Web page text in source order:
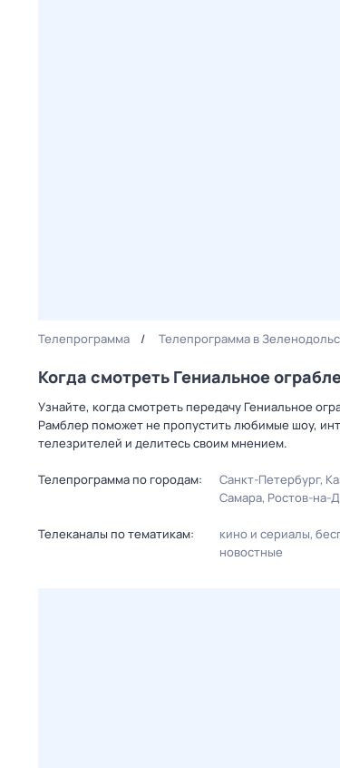
Телепрограмма Телепрограмма в
Когда смотреть Гениальное
Узнайте, когда смотреть передачу Гениальное
Рамблер поможет не пропустить любимые шоу,
телезрителей и делитесь своим мнением.
Телепрограмма по городам: Санкт-Петербург
Самара Ростов-на-
Телеканалы по тематикам: кино и сериалы
новостные